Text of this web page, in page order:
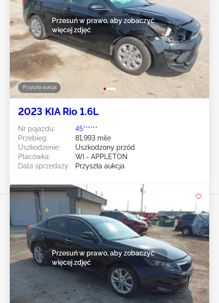
Przyszła aukcja
Przesuń w prawo, aby zobaczyć
więcej zdjęć
2023 KIA Rio 1.6L
Nr pojazdu:
45******
Przebieg:
81,993 mile
Uszkodzenie:
Uszkodzony przód
Placówka:
WI - APPLETON
Data sprzedaży:
Przyszła aukcja
Przesuń w prawo, aby zobaczyć
więcej zdjęć